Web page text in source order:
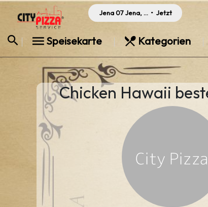
Jena 07 Jena, Germany
•Jetzt
Speisekarte Kategorien
Chicken Hawaii